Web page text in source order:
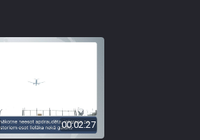
00:02:27